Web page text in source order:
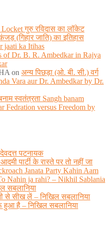
Locket गुरु रविदास का लॉकेट
(गिहार जाति) का इतिहास
jaati ka Itihas
of Dr. B. R. Ambedkar in Rajya
on अन्य पिछड़ा (ओ. बी. सी.) वर्ग
Vara aur Dr. Ambedkar by Dr.
स्वतंत्रता Sangh banam
Fedration versus Freedom by
पटनायक
पार्टी के रास्ते पर तो नहीं जा
Janata Party Kahin Aam
Nahin ja rahi? – Nikhil Sablania
सबलानिया
से सीख लें – निखिल सबलानिया
हुआ है – निखिल सबलानिया